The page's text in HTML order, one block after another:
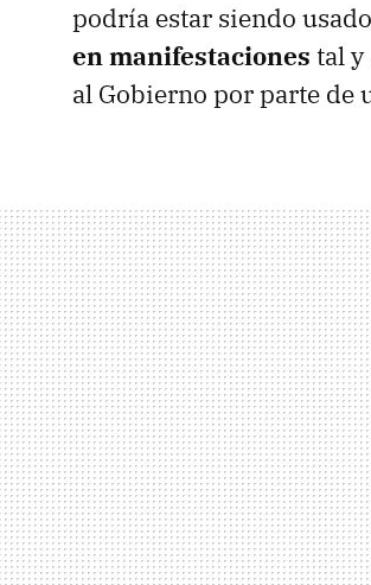
podría estar siendo
en manifestaciones tal
al Gobierno por parte de